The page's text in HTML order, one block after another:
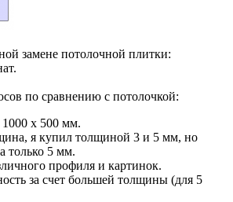
замене потолочной плитки:
по сравнению с потолочкой:
1000 х 500 мм.
я купил толщиной 3 и 5 мм, но
только 5 мм.
профиля и картинок.
за счет большей толщины (для 5